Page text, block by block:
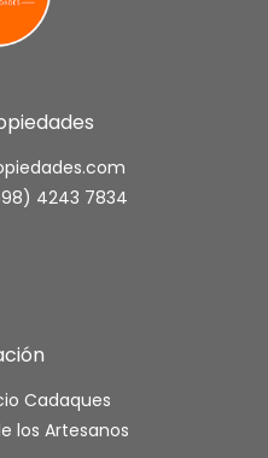
4243 7834
Cadaques
los Artesanos